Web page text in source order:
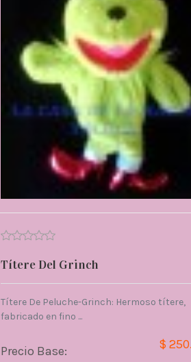
Títere Del Grinch
Títere De Peluche-Grinch: Hermoso títere,
fabricado en fino ...
Precio Base: $